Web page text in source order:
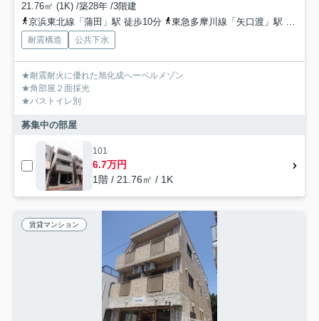
21.76㎡ (1K) /築28年 /3階建
京浜東北線「蒲田」駅 徒歩10分
東急多摩川線「矢口渡」駅 徒歩12分
耐震構造 公共下水
★耐震耐火に優れた旭化成へーベルメゾン
★角部屋２面採光
★バストイレ別
募集中の部屋
101
6.7万円
1階 / 21.76㎡ / 1K
賃貸マンション